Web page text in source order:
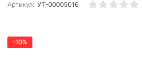
Артикул: УТ-00005016
-10%